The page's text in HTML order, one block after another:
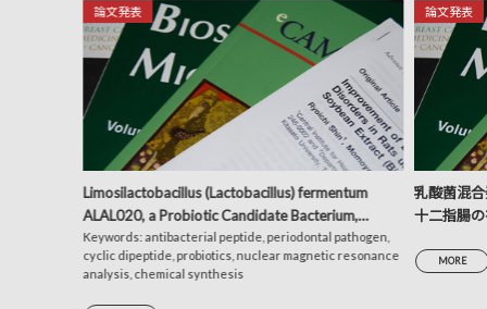
論文発表
Limosilactobacillus (Lactobacillus) fermentum
ALAL020, a Probiotic Candidate Bacterium,
Produces a Cyclic Dipeptide That Suppresses the
Periodontal Pathogens Porphyromonas gingivalis
and Prevotella intermedia
Keywords: antibacterial peptide, periodontal pathogen,
cyclic dipeptide, probiotics, nuclear magnetic resonance
analysis, chemical synthesis
論文発表
乳酸菌混
十二指腸
MORE